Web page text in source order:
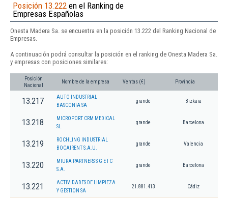
Posición 13.222 en el Ranking de
Empresas Españolas
Onesta Madera Sa. se encuentra en la posición 13.222 del Ranking Nacional de
Empresas.
A continuación podrá consultar la posición en el ranking de Onesta Madera Sa.
y empresas con posiciones similares:
Posición
Nacional
Nombre de la empresa Ventas (€) Provincia
13.217
AUTO INDUSTRIAL
BASCONIA SA
grande Bizkaia
13.218
MICROPORT CRM MEDICAL
SL.
grande Barcelona
13.219
ROCHLING INDUSTRIAL
BOCAIRENT S.A.U.
grande Valencia
13.220
MIURA PARTNERS S G E I C
S.A.
grande Barcelona
13.221
ACTIVIDADES DE LIMPIEZA
Y GESTION SA
21.881.413 Cádiz